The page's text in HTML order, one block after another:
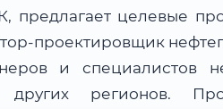
предлагает целевые
проектировщик
и специалистов
регионов.